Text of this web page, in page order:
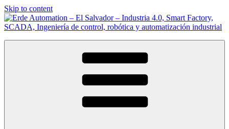
Skip to content
Erde Automation – El Salvador – Industria 4.0, Smart Factory,
SCADA, Ingeniería de control, robótica y automatización industrial
Somos Integradores de Sistemas de Automatización Industrial en El